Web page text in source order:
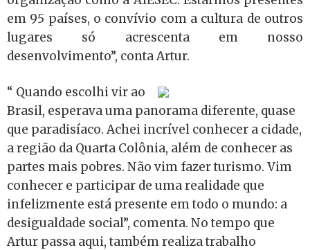
em 95 países, o convívio com a cultura de outros
lugares só acrescenta em nosso
desenvolvimento”, conta Artur.
“ Quando escolhi vir ao
Brasil, esperava uma panorama diferente, quase
que paradisíaco. Achei incrível conhecer a cidade,
a região da Quarta Colônia, além de conhecer as
partes mais pobres. Não vim fazer turismo. Vim
conhecer e participar de uma realidade que
infelizmente está presente em todo o mundo: a
desigualdade social”, comenta. No tempo que
Artur passa aqui, também realiza trabalho